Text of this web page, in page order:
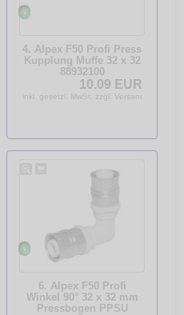
4. Alpex F50 Profi Press
Kupplung Muffe 32 x 32
88932100
10.09 EUR
inkl. gesetzl. MwSt. zzgl. Versandkosten
6. Alpex F50 Profi
Winkel 90° 32 x 32 mm
Pressbogen PPSU